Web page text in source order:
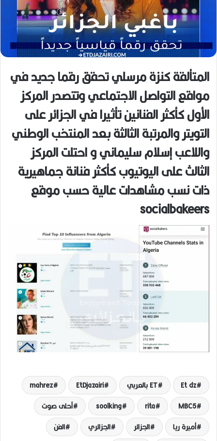
المتألقة كنزة مرسلي تحقق رقما جديد في
مواقع التواصل الاجتماعي وتتصدر المركز
الأول كأكثر الفنانين تأثيرا في الجزائر على
التويتر والمرتبة الثالثة بعد المنتخب الوطني
واللاعب إسلام سليماني و احتلت المركز
الثالث على اليوتيوب كأكثر فنانة جماهيرية
ذات نسب مشاهدات عالية حسب موقع
socialbakeers
Et dz ET بالعربي EtDjazairi
mahrez
MBC5
rita
soolking
أحلى صوت
أميرة ريا
الجزائر الجزائري
الفن